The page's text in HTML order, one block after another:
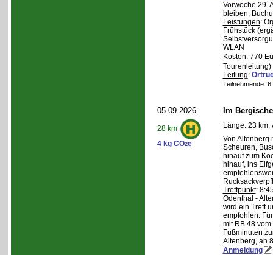
Vorwoche 29.
bleiben;
Leistungen:
Frühstück
WLAN
Kosten: 770
Tourenleitung)
Leitung:
Teilnehmende:
05.09.2026
28 km
4 kg CO2e
Im
Länge: 23 km,
Von Altenberg
Scheuren,
hinauf zum
hinauf, ins
Treffpunkt:
Odenthal -
wird ein Treff
empfohlen.
mit RB 48
Fußminuten
Altenberg, an
Anmeldung